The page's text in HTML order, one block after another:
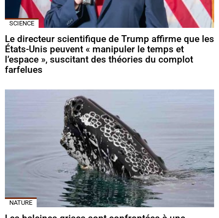
SCIENCE
Le directeur scientifique de Trump affirme que les
États-Unis peuvent « manipuler le temps et
l’espace », suscitant des théories du complot
farfelues
NATURE